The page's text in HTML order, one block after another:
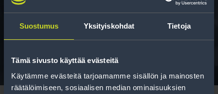
Suostumus Yksityiskohdat Tietoja
Tämä sivusto käyttää evästeitä
Käytämme evästeitä tarjoamamme sisällön ja mainosten
räätälöimiseen, sosiaalisen median ominaisuuksien
Rengasinfo
Tavallisen ihmisen tietoa merkinnöistä, renkaista ja
niiden huoltamisesta.